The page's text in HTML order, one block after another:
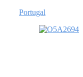
Portugal